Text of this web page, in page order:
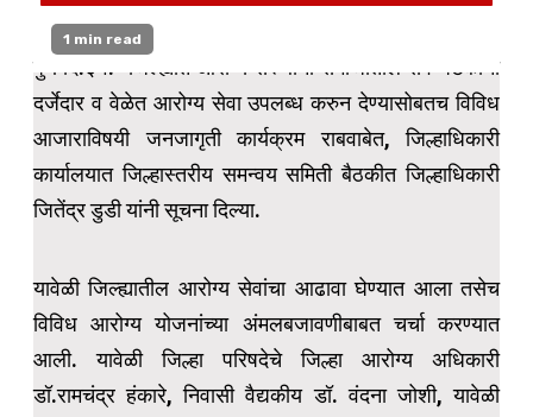
1 min read
पुणे दि.३१:- जिल्ह्यात आरोग्य संस्थांनी समाजातील सर्व घटकांना
दर्जेदार व वेळेत आरोग्य सेवा उपलब्ध करुन देण्यासोबतच विविध
आजाराविषयी जनजागृती कार्यक्रम राबवाबेत, जिल्हाधिकारी
कार्यालयात जिल्हास्तरीय समन्वय समिती बैठकीत जिल्हाधिकारी
जितेंद्र डुडी यांनी सूचना दिल्या.
यावेळी जिल्ह्यातील आरोग्य सेवांचा आढावा घेण्यात आला तसेच
विविध आरोग्य योजनांच्या अंमलबजावणीबाबत चर्चा करण्यात
आली. यावेळी जिल्हा परिषदेचे जिल्हा आरोग्य अधिकारी
डॉ.रामचंद्र हंकारे, निवासी वैद्यकीय डॉ. वंदना जोशी, यावेळी